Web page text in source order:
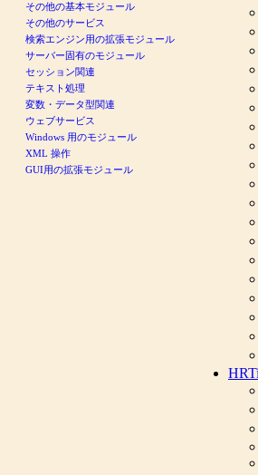
その他の基本モジュール
その他のサービス
検索エンジン用の拡張モジュール
サーバー固有のモジュール
セッション関連
テキスト処理
変数・データ型関連
ウェブサービス
Windows 用のモジュール
XML 操作
GUI用の拡張モジュール